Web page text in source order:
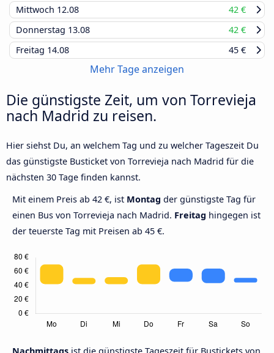
Mittwoch 12.08
42 €
Donnerstag 13.08
42 €
Freitag 14.08 45 €
Mehr Tage anzeigen
Die günstigste Zeit, um von Torrevieja
nach Madrid zu reisen.
Hier siehst Du, an welchem Tag und zu welcher Tageszeit Du
das günstigste Busticket von Torrevieja nach Madrid für die
nächsten 30 Tage finden kannst.
Mit einem Preis ab 42 €, ist Montag der günstigste Tag für
einen Bus von Torrevieja nach Madrid. Freitag hingegen ist
der teuerste Tag mit Preisen ab 45 €.